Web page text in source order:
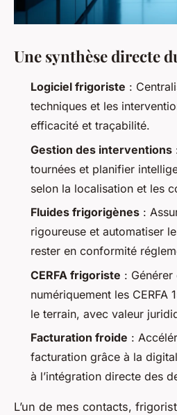
Une synthèse directe
Logiciel frigoriste :
techniques et les
efficacité et traçabilité.
Gestion des interventions
tournées et planifier
selon la localisation et les
Fluides frigorigènes :
rigoureuse et automatiser
rester en conformité
CERFA frigoriste :
numériquement les CERFA
le terrain, avec valeur
Facturation froide :
facturation grâce à la
à l’intégration directe des
L’un de mes contacts,